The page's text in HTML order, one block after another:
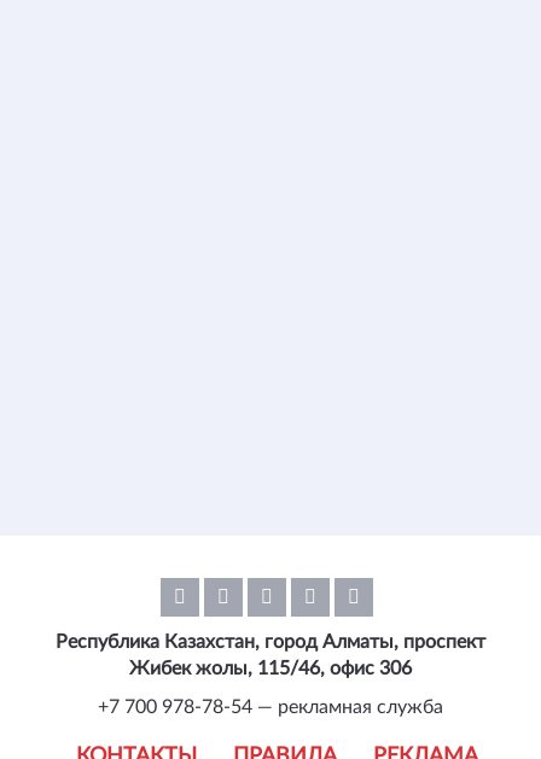
Республика Казахстан, город Алматы, проспект
Жибек жолы, 115/46, офис 306
+7 700 978-78-54 — рекламная служба